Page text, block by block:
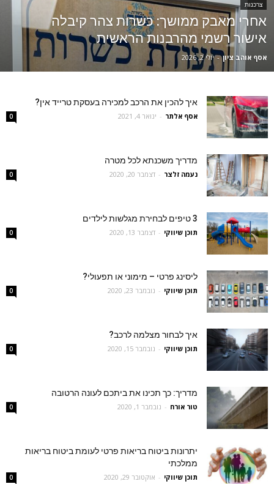
צרכנות
אחרי מאבק ממושך: כשרות צהר קיבלה
אישור רשמי מהרבנות הראשית
אסף אוהב ציון - יולי 2, 2026
איך להכין את הרכב למכירה בעסקת טרייד אין?
אסף אלתר - ינואר 4, 2021 0
מדריך משכנתא לכל מטרה
נעמה זלצר - דצמבר 20, 2020 0
3 טיפים לבחירת מגלשות לילדים
תוכן שיווקי - דצמבר 13, 2020 0
ליסינג פרטי – מימוני או תפעולי?
תוכן שיווקי - נובמבר 23, 2020 0
איך לבחור מצלמה לרכב?
תוכן שיווקי - נובמבר 15, 2020 0
מדריך: כך תכינו את ביתכם לעונה הרטובה
טור אורח - נובמבר 1, 2020 0
יתרונות ביטוח בריאות פרטי לעומת ביטוח בריאות
ממלכתי
תוכן שיווקי - אוקטובר 29, 2020 0